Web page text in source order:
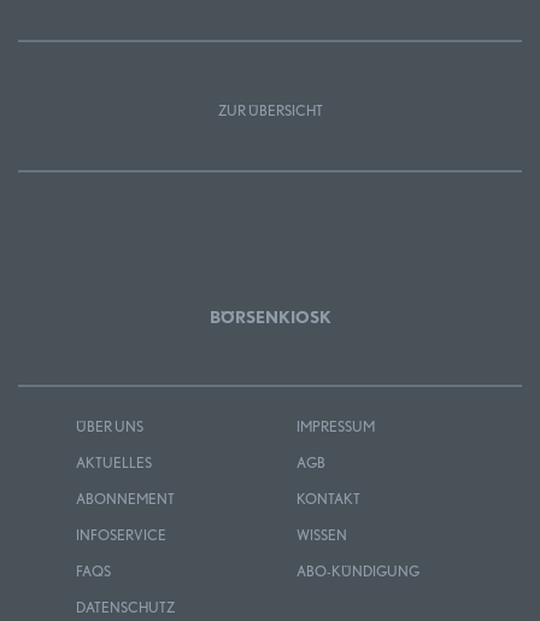
BÖRSENKIOSK
ÜBER UNS
AKTUELLES
ABONNEMENT
INFOSERVICE
FAQS
DATENSCHUTZ
IMPRESSUM
AGB
KONTAKT
WISSEN
ABO-KÜNDIGUNG
ZUR ÜBERSICHT